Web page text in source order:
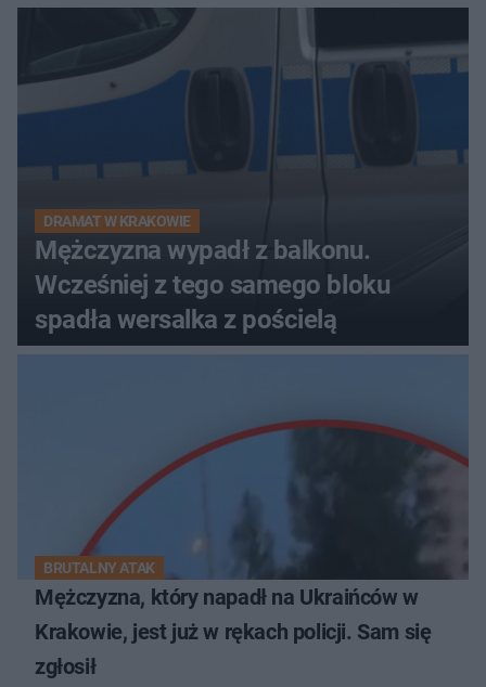
DRAMAT W KRAKOWIE
Mężczyzna wypadł z balkonu.
Wcześniej z tego samego bloku
spadła wersalka z pościelą
BRUTALNY ATAK
Mężczyzna, który napadł na Ukraińców w
Krakowie, jest już w rękach policji. Sam się
zgłosił